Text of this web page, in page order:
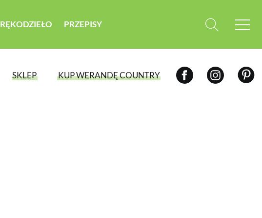
RĘKODZIEŁO PRZEPISY
SKLEP KUP WERANDĘ COUNTRY